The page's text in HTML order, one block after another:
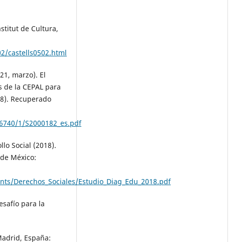
de Cultura,
castells0502.html
marzo). El
la CEPAL para
Recuperado
1/S2000182_es.pdf
Social (2018).
México:
Derechos_Sociales/Estudio_Diag_Edu_2018.pdf
para la
España: